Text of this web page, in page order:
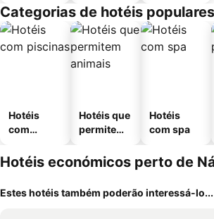
Categorias de hotéis
Hotéis
com
Hotéis que
permitem
Hotéis
com spa
Hotéis económicos perto de
Estes hotéis também poderão interessá-lo...